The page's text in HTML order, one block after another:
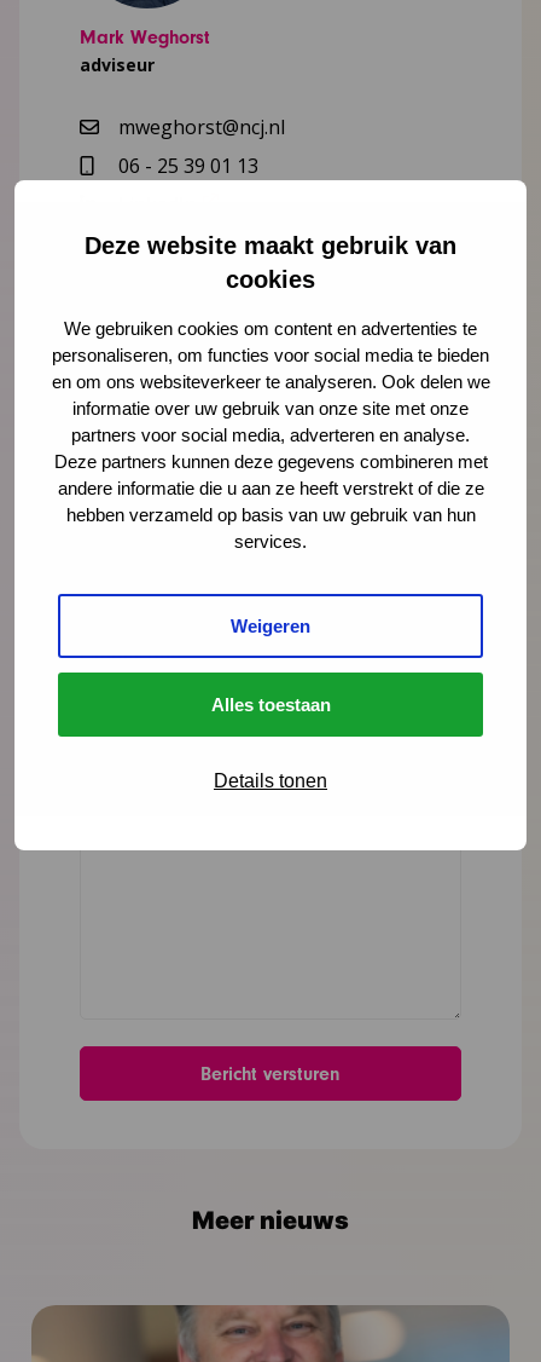
Deze website maakt gebruik van
cookies
We gebruiken cookies om content en advertenties te
personaliseren, om functies voor social media te bieden
en om ons websiteverkeer te analyseren. Ook delen we
informatie over uw gebruik van onze site met onze
partners voor social media, adverteren en analyse.
Deze partners kunnen deze gegevens combineren met
andere informatie die u aan ze heeft verstrekt of die ze
hebben verzameld op basis van uw gebruik van hun
services.
Weigeren
Alles toestaan
Details tonen
Mark Weghorst
adviseur
mweghorst@ncj.nl
06 - 25 39 01 13
Lees meer over Mark Weghorst
"*" geeft vereiste velden aan
Naam *
Organisatie
Meer nieuws